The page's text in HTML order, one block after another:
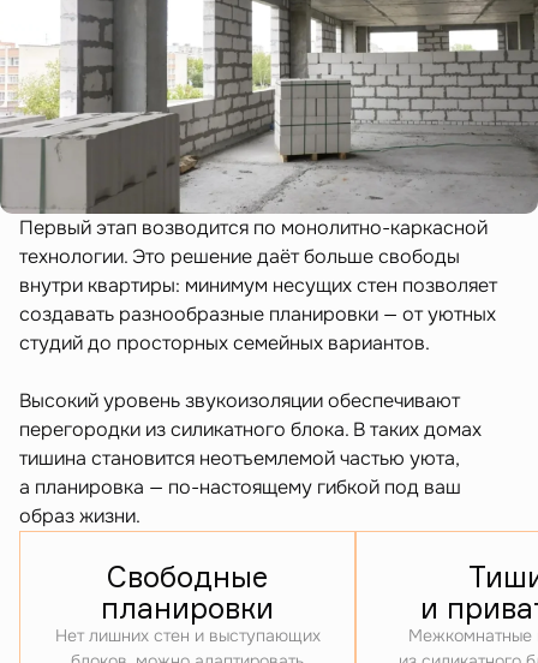
Первый этап возводится по монолитно-каркасной
технологии. Это решение даёт больше свободы
внутри квартиры: минимум несущих стен позволяет
создавать разнообразные планировки — от уютных
студий до просторных семейных вариантов.
Высокий уровень звукоизоляции обеспечивают
перегородки из силикатного блока. В таких домах
тишина становится неотъемлемой частью уюта,
а планировка — по-настоящему гибкой под ваш
образ жизни.
Свободные
планировки
Нет лишних стен и выступающих
и
Межкомнатные